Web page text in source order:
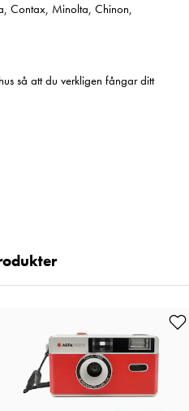
Contax, Minolta, Chinon,
så att du verkligen fångar ditt